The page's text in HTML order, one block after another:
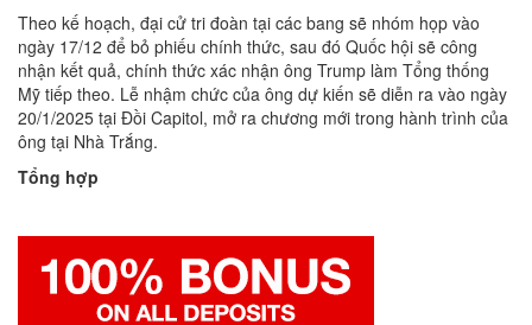
Theo kế hoạch, đại cử tri đoàn tại các bang sẽ nhóm họp vào
ngày 17/12 để bỏ phiếu chính thức, sau đó Quốc hội sẽ công
nhận kết quả, chính thức xác nhận ông Trump làm Tổng thống
Mỹ tiếp theo. Lễ nhậm chức của ông dự kiến sẽ diễn ra vào ngày
20/1/2025 tại Đồi Capitol, mở ra chương mới trong hành trình của
ông tại Nhà Trắng.
Tổng hợp